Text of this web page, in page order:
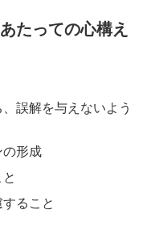
たっての心構え
誤解を与えないよう
の形成
ること